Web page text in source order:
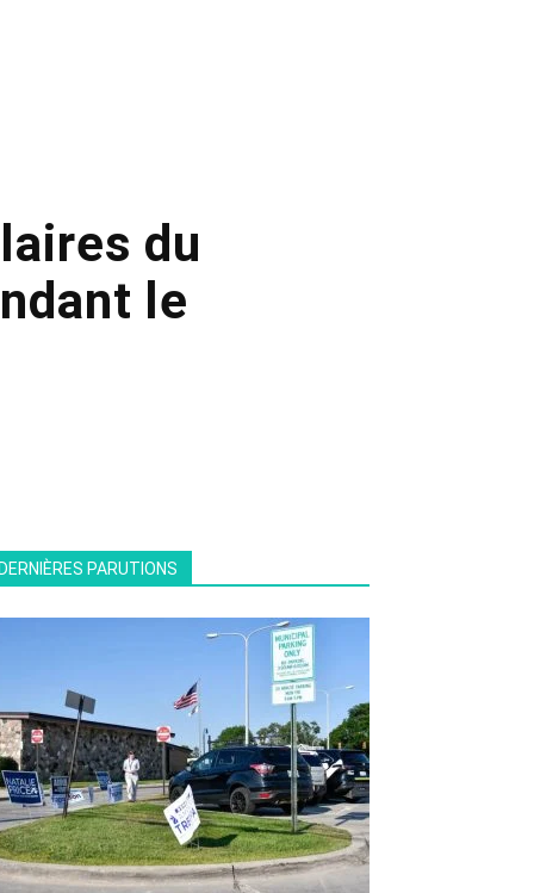
du
le
DERNIÈRES PARUTIONS